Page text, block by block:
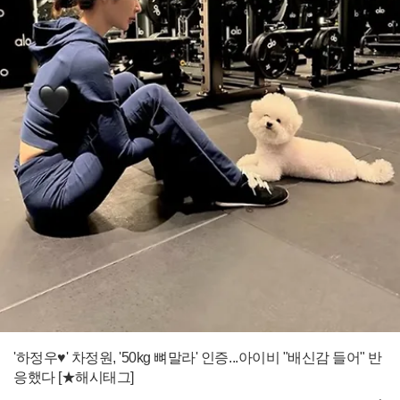
'하정우♥' 차정원, '50kg 뼈말라' 인증...아이비 "배신감 들어" 반
응했다 [★해시태그]